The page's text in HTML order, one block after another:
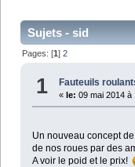
Sujets - sid
Pages: [1]2
1 Fauteuils
«le: 09 mai 2014 à
Un nouveau concept
de nos roues par des
A voir le poid et le prix!